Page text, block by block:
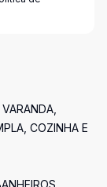
COZINHA E